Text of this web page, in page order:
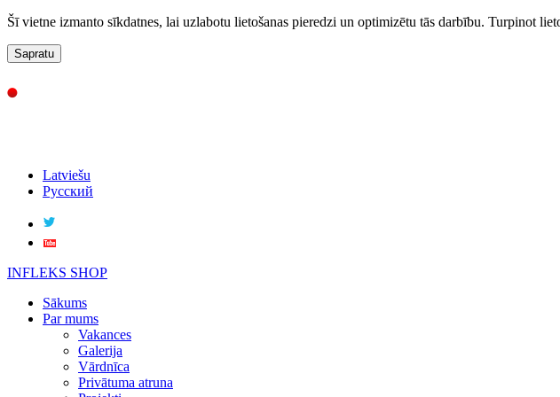
Šī vietne izmanto sīkdatnes, lai uzlabotu lietošanas pieredzi un optimizētu tās darbību. Turpinot
Sapratu
Latviešu
Русский
INFLEKS SHOP
Sākums
Par mums
Vakances
Galerija
Vārdnīca
Privātuma atruna